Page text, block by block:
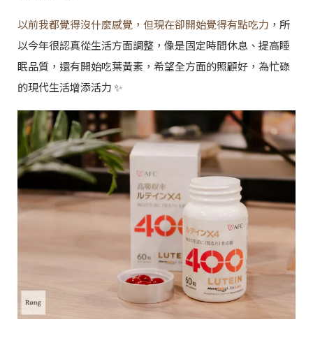
以前我都覺得沒什麼感覺，但現在卻開始覺得有點吃力 ，所
以今年很認真從生活方面調整，像是固定時間休息、提高睡
眠品質，還有開始吃葉黃素，希望全方面的照顧好，為忙碌
的現代生活增添活力 ✨